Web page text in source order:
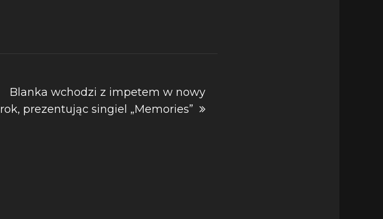
Blanka wchodzi z impetem w nowy
rok, prezentując singiel „Memories”